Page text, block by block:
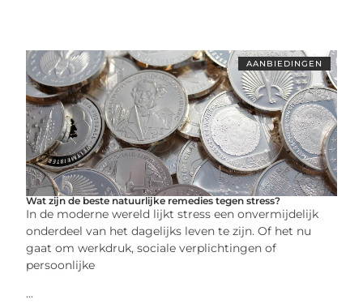
AANBIEDINGEN
Wat zijn de beste natuurlijke remedies tegen stress?
In de moderne wereld lijkt stress een onvermijdelijk
onderdeel van het dagelijks leven te zijn. Of het nu
gaat om werkdruk, sociale verplichtingen of
persoonlijke
...